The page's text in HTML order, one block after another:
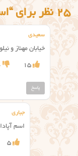
25 نظر برای “اسم قدیم خیابان های تهران”
سعیدی
خیابان مهناز و
15
پاسخ
جباری
اسم
5